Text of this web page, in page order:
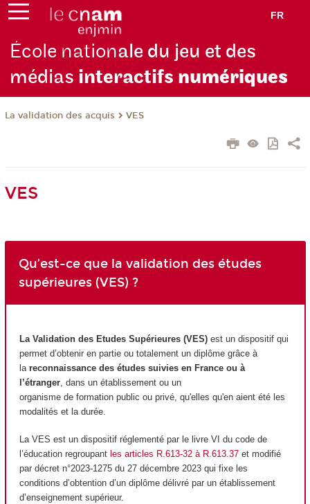
FR
École nationale du jeu et des
médias interactifs numériques
La validation des acquis VES
VES
Qu’est-ce que la validation des études
supérieures (VES) ?
La Validation des Etudes Supérieures (VES) est un dispositif qui
permet d’obtenir en partie ou totalement un diplôme grâce à
la reconnaissance des études suivies en France ou à
l’étranger , dans un établissement ou un
organisme de formation public ou privé, qu'elles qu'en aient été les
modalités et la durée.
La VES est un dispositif réglementé par le livre VI du code de
l’éducation regroupant les articles R.613-32 à R.613.37 et modifié
par décret n°2023-1275 du 27 décembre 2023 qui fixe les
conditions d’obtention d’un diplôme délivré par un établissement
d’enseignement supérieur.